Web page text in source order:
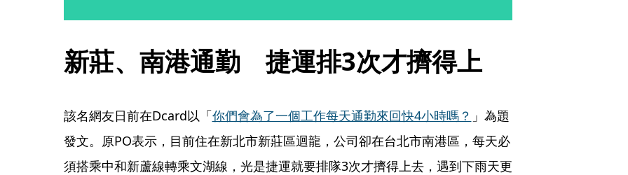
新莊、南港通勤　捷運排3次才擠得上
該名網友日前在Dcard以「你們會為了一個工作每天通勤來回快4小時嗎？ 」為題
發文。原PO表示，目前住在新北市新莊區迴龍，公司卻在台北市南港區，每天必
須搭乘中和新蘆線轉乘文湖線，光是捷運就要排隊3次才擠得上去，遇到下雨天更